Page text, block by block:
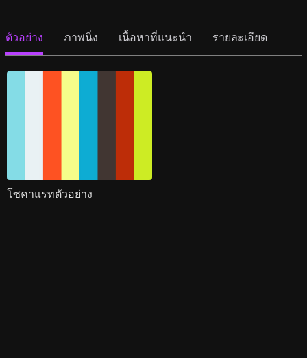
ตัวอย่าง ภาพนิ่ง เนื้อหาที่แนะนำ รายละเอียด
โซคาแรทตัวอย่าง